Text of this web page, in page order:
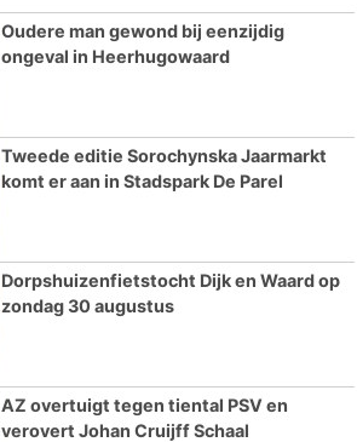
Oudere man gewond bij eenzijdig
ongeval in Heerhugowaard
Tweede editie Sorochynska Jaarmarkt
komt er aan in Stadspark De Parel
Dorpshuizenfietstocht Dijk en Waard op
zondag 30 augustus
AZ overtuigt tegen tiental PSV en
verovert Johan Cruijff Schaal